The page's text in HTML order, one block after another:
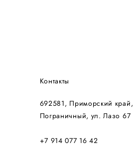
Контакты
692581, Приморский край,
Пограничный, ул. Лазо 67
+7 914 077 16 42